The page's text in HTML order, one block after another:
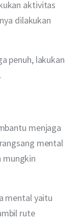
aktivitas
dilakukan
penuh, lakukan
menjaga
mental
mungkin
mental yaitu
rute